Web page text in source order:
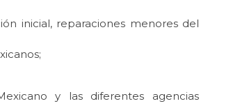
inicial, reparaciones menores del
y las diferentes agencias